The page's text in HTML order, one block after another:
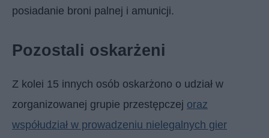
posiadanie broni palnej i amunicji.
Pozostali oskarżeni
Z kolei 15 innych osób oskarżono o udział w
zorganizowanej grupie przestępczej oraz
współudział w prowadzeniu nielegalnych gier